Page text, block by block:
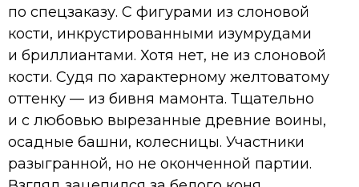
по спецзаказу. С фигурами из слоновой
кости, инкрустированными изумрудами
и бриллиантами. Хотя нет, не из слоновой
кости. Судя по характерному желтоватому
оттенку — из бивня мамонта. Тщательно
и с любовью вырезанные древние воины,
осадные башни, колесницы. Участники
разыгранной, но не оконченной партии.